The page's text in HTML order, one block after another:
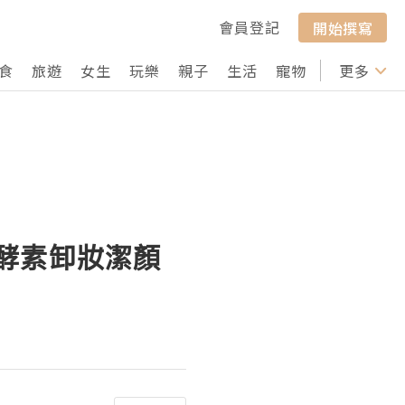
會員登記
開始撰寫
旅遊 女生 玩樂 親子 生活 寵物 行山 打卡
更多
素卸妝潔顏